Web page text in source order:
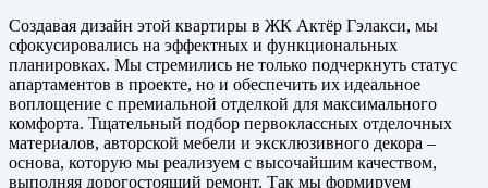
Создавая дизайн этой квартиры в ЖК Актёр Гэлакси, мы
сфокусировались на эффектных и функциональных
планировках. Мы стремились не только подчеркнуть статус
апартаментов в проекте, но и обеспечить их идеальное
воплощение с премиальной отделкой для максимального
комфорта. Тщательный подбор первоклассных отделочных
материалов, авторской мебели и эксклюзивного декора –
основа, которую мы реализуем с высочайшим качеством,
выполняя дорогостоящий ремонт. Так мы формируем